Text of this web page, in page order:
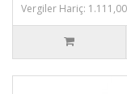
Vergiler Hariç: